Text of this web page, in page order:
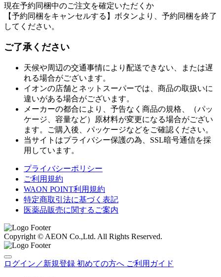
現在予約同梱中のご注文を確定いただくか
【予約同梱をキャンセルする】ボタンより、予約同梱を終了
してください。
ご了承ください
天候や周辺の交通事情により配送できない、または遅
れる場合がございます。
イオンの店舗とネットスーパーでは、商品の取扱いに
違いがある場合がございます。
メーカーの都合により、予告なく商品の規格、（パッ
ケージ、容量など）原材料が変更になる場合がござい
ます。ご購入後、パッケージなどをご確認ください。
当サイトはプライバシー保護の為、SSL暗号通信を採
用しています。
プライバシーポリシー
ご利用規約
WAON POINT利用規約
特定商取引法に基づく表記
医薬品販売に関するご案内
Copyright © AEON Co.,Ltd. All Rights Reserved.
ログイン／新規登録 初めての方へ ご利用ガイド